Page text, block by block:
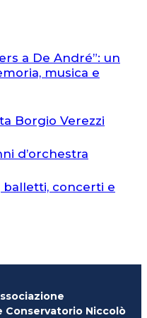
a De André”: un
musica e
Borgio Verezzi
d’orchestra
balletti, concerti e
Conservatorio Niccolò